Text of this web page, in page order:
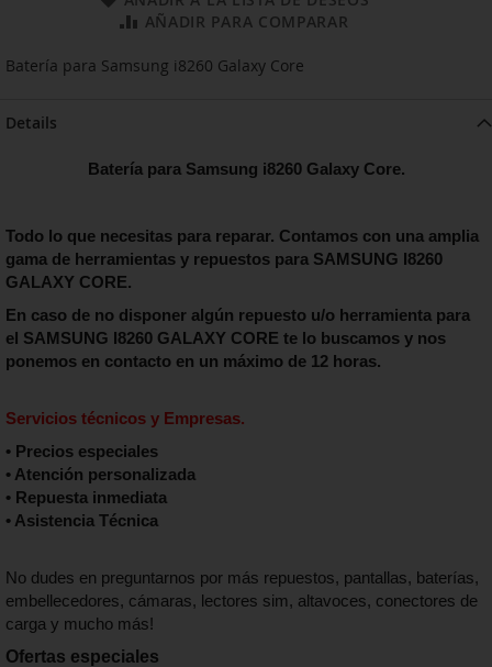
AÑADIR PARA COMPARAR
Batería para Samsung i8260 Galaxy Core
Details
Batería para Samsung i8260 Galaxy Core.
Todo lo que necesitas para reparar. Contamos con una amplia
gama de herramientas y repuestos para SAMSUNG I8260
GALAXY CORE.
En caso de no disponer algún repuesto u/o herramienta para
el SAMSUNG I8260 GALAXY CORE te lo buscamos y nos
ponemos en contacto en un máximo de 12 horas.
Servicios técnicos y Empresas.
• Precios especiales
• Atención personalizada
• Repuesta inmediata
• Asistencia Técnica
No dudes en preguntarnos por más repuestos, pantallas, baterías,
embellecedores, cámaras, lectores sim, altavoces, conectores de
carga y mucho más!
Ofertas especiales